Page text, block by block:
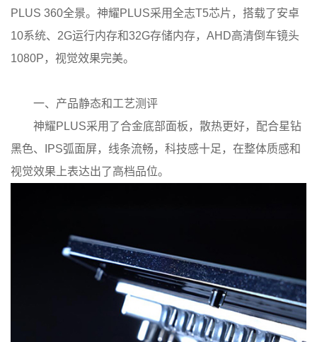
PLUS 360全景。神耀PLUS采用全志T5芯片，搭载了安卓
10系统、2G运行内存和32G存储内存，AHD高清倒车镜头
1080P，视觉效果完美。
一、产品静态和工艺测评
神耀PLUS采用了合金底部面板，散热更好，配合星钻
黑色、IPS弧面屏，线条流畅，科技感十足，在整体质感和
视觉效果上表达出了高档品位。